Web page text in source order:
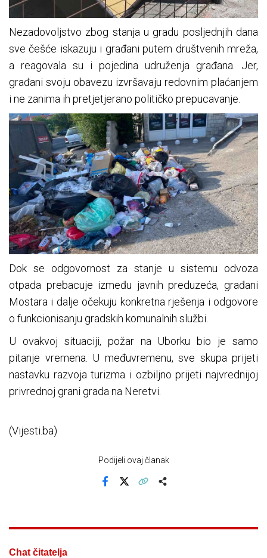
Nezadovoljstvo zbog stanja u gradu posljednjih dana
sve češće iskazuju i građani putem društvenih mreža,
a reagovala su i pojedina udruženja građana. Jer,
građani svoju obavezu izvršavaju redovnim plaćanjem
i ne zanima ih pretjetjerano političko prepucavanje.
Dok se odgovornost za stanje u sistemu odvoza
otpada prebacuje između javnih preduzeća, građani
Mostara i dalje očekuju konkretna rješenja i odgovore
o funkcionisanju gradskih komunalnih službi.
U ovakvoj situaciji, požar na Uborku bio je samo
pitanje vremena. U međuvremenu, sve skupa prijeti
nastavku razvoja turizma i ozbiljno prijeti najvrednijoj
privrednoj grani grada na Neretvi.
(Vijesti.ba)
Podijeli ovaj članak
Chat čitatelja